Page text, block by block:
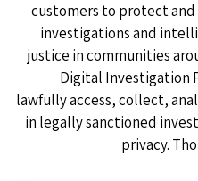
customers to protect and
investigations and
justice in communities
Digital Investigation
lawfully access, collect,
in legally sanctioned
privacy.